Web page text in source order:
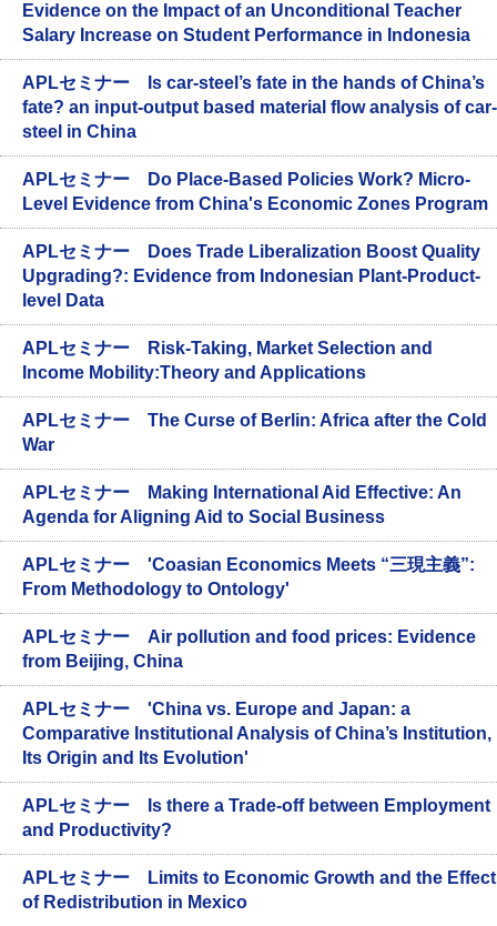
Evidence on the Impact of an Unconditional Teacher
Salary Increase on Student Performance in Indonesia
APLセミナー Is car-steel’s fate in the hands of China’s
fate? an input-output based material flow analysis of car-
steel in China
APLセミナー Do Place-Based Policies Work? Micro-
Level Evidence from China's Economic Zones Program
APLセミナー Does Trade Liberalization Boost Quality
Upgrading?: Evidence from Indonesian Plant-Product-
level Data
APLセミナー Risk-Taking, Market Selection and
Income Mobility:Theory and Applications
APLセミナー The Curse of Berlin: Africa after the Cold
War
APLセミナー Making International Aid Effective: An
Agenda for Aligning Aid to Social Business
APLセミナー 'Coasian Economics Meets “三現主義”:
From Methodology to Ontology'
APLセミナー Air pollution and food prices: Evidence
from Beijing, China
APLセミナー 'China vs. Europe and Japan: a
Comparative Institutional Analysis of China’s Institution,
Its Origin and Its Evolution'
APLセミナー Is there a Trade-off between Employment
and Productivity?
APLセミナー Limits to Economic Growth and the Effect
of Redistribution in Mexico